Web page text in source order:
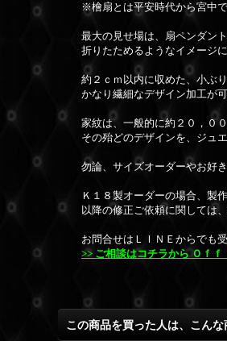
※檜扇とは平安時代から宮中
最大の見せ場は、扇ペンダン
折りたためるようなイメージ
約２ｃｍ以内に収めた、小ぶ
かなり繊細なデザイン加工が
家紋は、一般的に約２０，０
その殆どのデザインを、ジュ
勿論、サイズオーダーやお好
Ｋ１８製オーダーの場合、製
以降の修正ご依頼に関しては
お問合せはＬＩＮＥからでも
>> ご相談はコチラから Ｏｆｆ
この商品を買った人は、こん